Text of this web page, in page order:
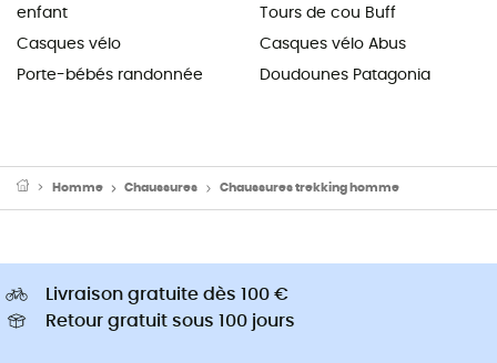
enfant
Casques vélo
Porte-bébés randonnée
Tours de cou Buff
Casques vélo Abus
Doudounes Patagonia
Homme Chaussures Chaussures trekking homme
Livraison gratuite dès 100 €
Retour gratuit sous 100 jours